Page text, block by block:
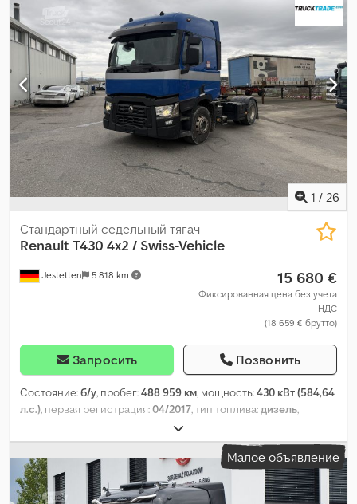
спальный отсек (кабина)
, тип передачи: автоматический,
класс выбросов:Евро 6, подвеска: сталь-воздух
, общая
длина:5 400 мм, общая ширина: 23 000 мм
, общая высота:
33 000 мм, размер передней шины: 235 / 75 R 17.5 / 12mm,
количество мест:2, эксплуатационная масса: 7 500 кг,
Оборудование:кондиционер,
1 / 26
Jestetten 5 818 km
Стандартный седельный тягач
Renault T430 4x2 / Swiss-Vehicle
15 680 €
Фиксированная цена без учета
НДС
(18 659 € брутто)
Запросить Позвонить
Состояние:б/у, пробег:488 959 км, мощность:430 кВт (584,64
л.с.), первая регистрация:04/2017, тип топлива:дизель,
, максимальная грузоподъёмность:
10 900 кг, общий вес:40 000 кг, размер шины:315 / 80 R 22.5 /
11mm, конфигурация осей: 4x2, колесная база:3 700 мм,
следующая проверка (TÜV):
03/2025, кабина водителя:
спальный отсек (кабина), тип передачи: автоматический,
Малое объявление